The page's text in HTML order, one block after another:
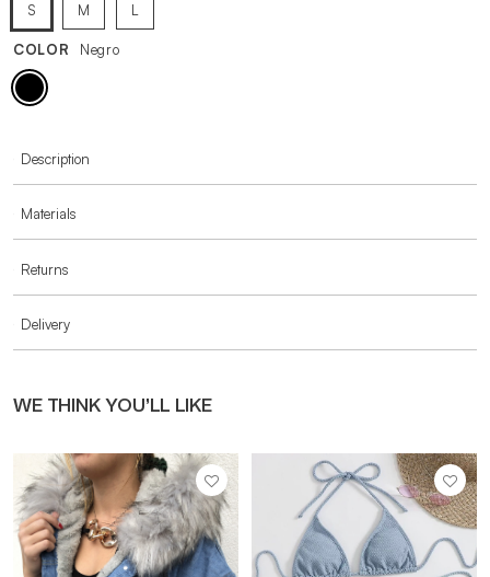
S M L
COLOR Negro
Description
Materials
Returns
Delivery
WE THINK YOU’LL LIKE